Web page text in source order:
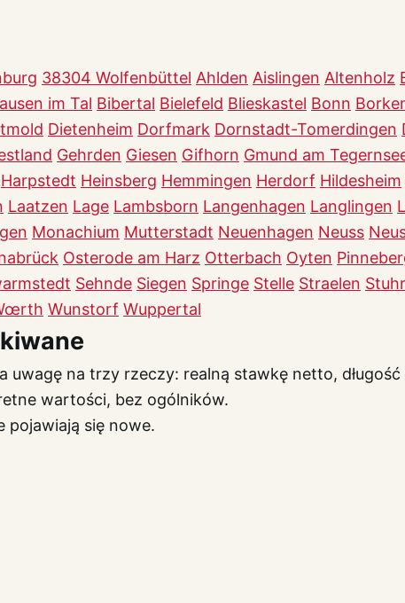
38304 Wolfenbüttel Ahlden Aislingen Altenholz
im Tal Bibertal Bielefeld Blieskastel Bonn
Dietenheim Dorfmark Dornstadt-Tomerdingen
Gehrden Giesen Gifhorn Gmund am
Harpstedt Heinsberg Hemmingen Herdorf Hildesheim
Laatzen Lage Lambsborn Langenhagen Langlingen
Monachium Mutterstadt Neuenhagen Neuss
Osterode am Harz Otterbach Oyten
Sehnde Siegen Springe Stelle Straelen Stuhr
Wunstorf Wuppertal
uwagę na trzy rzeczy: realną stawkę netto, długość
wartości, bez ogólników.
pojawiają się nowe.